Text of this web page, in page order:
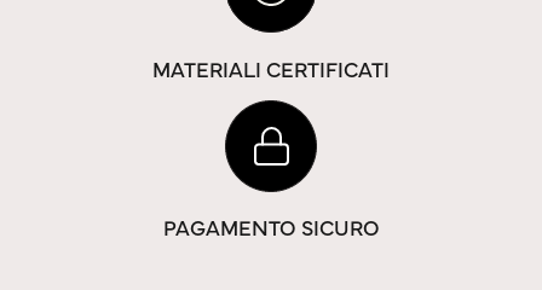
MATERIALI CERTIFICATI
PAGAMENTO SICURO